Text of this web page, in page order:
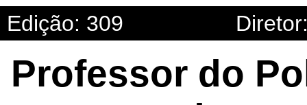
Edição: 309
Professor do